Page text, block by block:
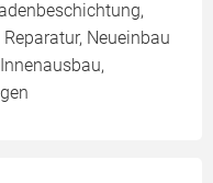
Neueinbau